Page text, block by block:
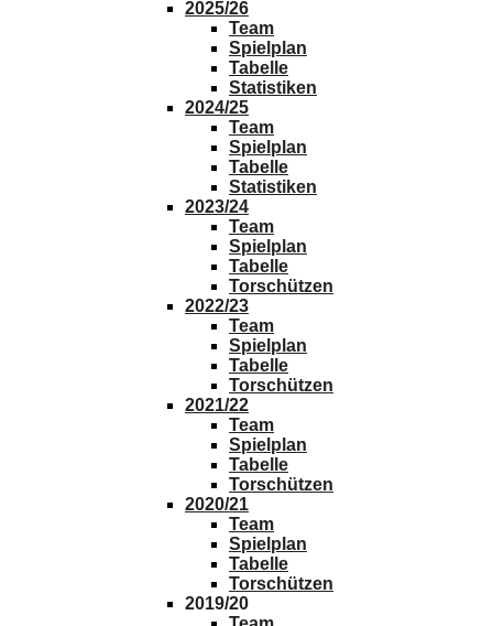
2025/26
Team
Spielplan
Tabelle
Statistiken
2024/25
Team
Spielplan
Tabelle
Statistiken
2023/24
Team
Spielplan
Tabelle
Torschützen
2022/23
Team
Spielplan
Tabelle
Torschützen
2021/22
Team
Spielplan
Tabelle
Torschützen
2020/21
Team
Spielplan
Tabelle
Torschützen
2019/20